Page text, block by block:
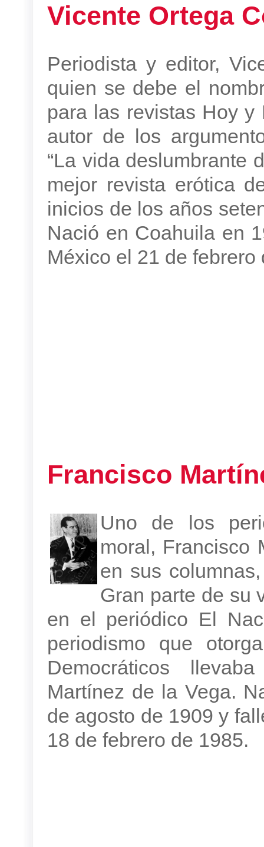
Vicente Ortega
Periodista y editor,
quien se debe el
para las revistas Hoy
autor de los
“La vida deslumbrante
mejor revista erótica
inicios de los años
Nació en Coahuila en
México el 21 de febrero
Francisco
Uno de los
moral, Francisco
en sus
Gran parte de su
en el periódico El
periodismo que
Democráticos
Martínez de la Vega.
de agosto de 1909 y
18 de febrero de 1985.